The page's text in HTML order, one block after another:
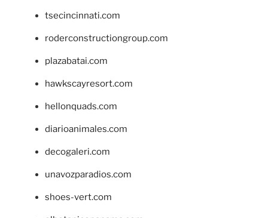
tsecincinnati.com
roderconstructiongroup.com
plazabatai.com
hawkscayresort.com
hellonquads.com
diarioanimales.com
decogaleri.com
unavozparadios.com
shoes-vert.com